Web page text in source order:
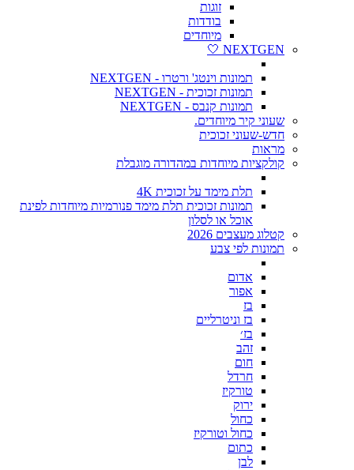
זוגות
בודדות
מיוחדים
NEXTGEN 🤍
תמונות וינטג' ורטרו - NEXTGEN
תמונות זכוכית - NEXTGEN
תמונות קנבס - NEXTGEN
שעוני קיר מיוחדים.
חדש-שעוני זכוכית
מראות
קולקציות מיוחדות במהדורה מוגבלת
תלת מימד על זכוכית 4K
תמונות זכוכית תלת מימד פנורמיות מיוחדות לפינת
אוכל או לסלון
קטלוג מעצבים 2026
תמונות לפי צבע
אדום
אפור
בז
בז וניטרליים
בז׳
זהב
חום
חרדל
טורקיז
ירוק
כחול
כחול וטורקיז
כתום
לבן